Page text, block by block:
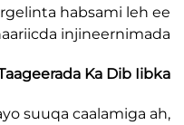
hirgelinta habsami
mashaariicda
Taageerada Ka
suuqa